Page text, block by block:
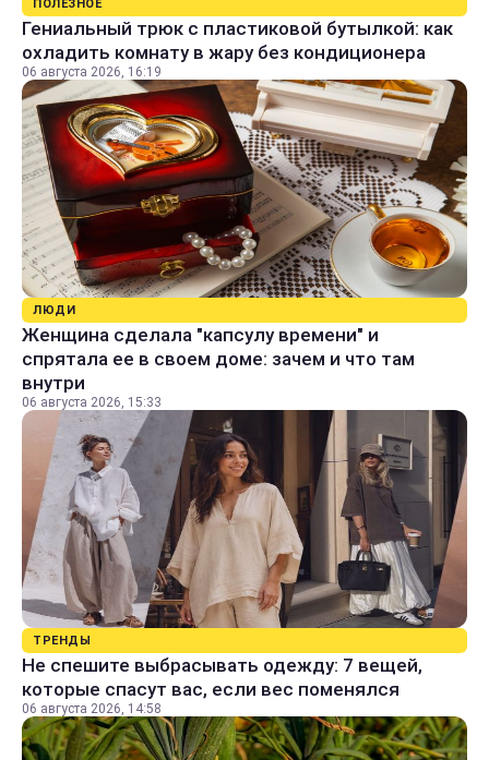
ПОЛЕЗНОЕ
Гениальный трюк с пластиковой бутылкой: как
охладить комнату в жару без кондиционера
06 августа 2026, 16:19
ЛЮДИ
Женщина сделала "капсулу времени" и
спрятала ее в своем доме: зачем и что там
внутри
06 августа 2026, 15:33
ТРЕНДЫ
Не спешите выбрасывать одежду: 7 вещей,
которые спасут вас, если вес поменялся
06 августа 2026, 14:58